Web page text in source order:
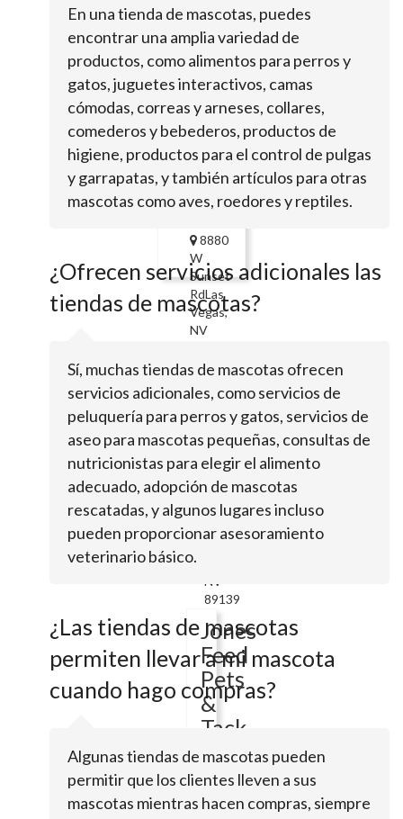
5920 S
Rainbow
BlvdLas
Vegas, NV
Levine
Garfinkel
&
Katz
8880
W
Sunset
RdLas
Vegas,
NV
Small
Breed
Puppy
Specialist
Blue
NV
89139
Jones
Feed
Pets
&
Tack
8174
Las
En una tienda de mascotas, puedes
encontrar una amplia variedad de
productos, como alimentos para perros y
gatos, juguetes interactivos, camas
cómodas, correas y arneses, collares,
comederos y bebederos, productos de
higiene, productos para el control de pulgas
y garrapatas, y también artículos para otras
mascotas como aves, roedores y reptiles.
¿Ofrecen servicios adicionales las
tiendas de mascotas?
Sí, muchas tiendas de mascotas ofrecen
servicios adicionales, como servicios de
peluquería para perros y gatos, servicios de
aseo para mascotas pequeñas, consultas de
nutricionistas para elegir el alimento
adecuado, adopción de mascotas
rescatadas, y algunos lugares incluso
pueden proporcionar asesoramiento
veterinario básico.
¿Las tiendas de mascotas
permiten llevar a mi mascota
cuando hago compras?
Algunas tiendas de mascotas pueden
permitir que los clientes lleven a sus
mascotas mientras hacen compras, siempre